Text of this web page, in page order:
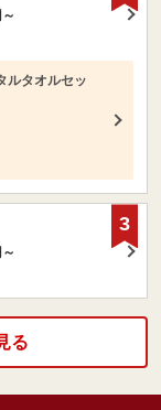
ルタオルセッ
3
る